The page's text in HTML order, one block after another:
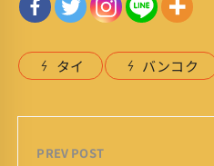
タイ バンコク
PREV POST